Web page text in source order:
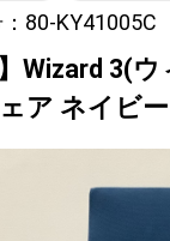
80-KY41005C
】Wizard 3(
ア ネイビ